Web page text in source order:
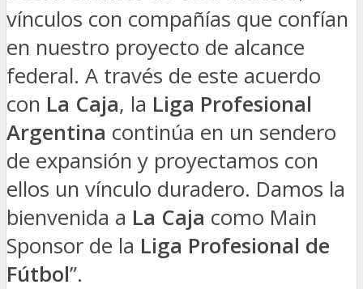
vínculos con compañías que confían
en nuestro proyecto de alcance
federal. A través de este acuerdo
con La Caja, la Liga Profesional
Argentina continúa en un sendero
de expansión y proyectamos con
ellos un vínculo duradero. Damos la
bienvenida a La Caja como Main
Sponsor de la Liga Profesional de
Fútbol”.